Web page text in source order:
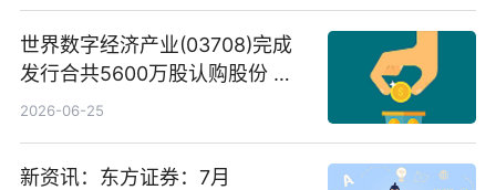
世界数字经济产业(03708)完成
发行合共5600万股认购股份 净
筹约1007万港元 独家焦点
2026-06-25
新资讯：东方证券：7月